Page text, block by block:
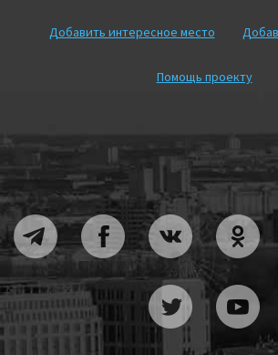
Добавить интересное место
Помощь проекту